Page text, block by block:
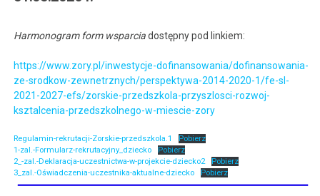
Harmonogram form wsparciadostępny pod linkiem:
https://www.zory.pl/inwestycje-dofinansowania/dofinansowania-
ze-srodkow-zewnetrznych/perspektywa-2014-2020-1/fe-sl-
2021-2027-efs/zorskie-przedszkola-przyszlosci-rozwoj-
ksztalcenia-przedszkolnego-w-miescie-zory
Regulamin-rekrutacji-Zorskie-przedszkola.1
Pobierz
1-zal.-Formularz-rekrutacyjny_dziecko
Pobierz
2_-zal.-Deklaracja-uczestnictwa-w-projekcie-dziecko2
Pobierz
3_zal.-Oświadczenia-uczestnika-aktualne-dziecko
Pobierz